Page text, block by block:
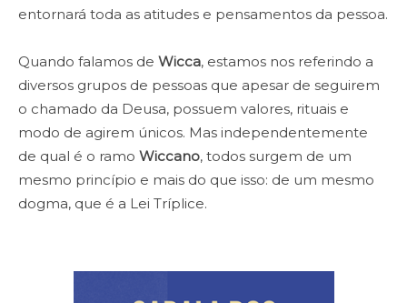
entornará toda as atitudes e pensamentos da pessoa.
Quando falamos de Wicca, estamos nos referindo a
diversos grupos de pessoas que apesar de seguirem
o chamado da Deusa, possuem valores, rituais e
modo de agirem únicos. Mas independentemente
de qual é o ramo Wiccano, todos surgem de um
mesmo princípio e mais do que isso: de um mesmo
dogma, que é a Lei Tríplice.